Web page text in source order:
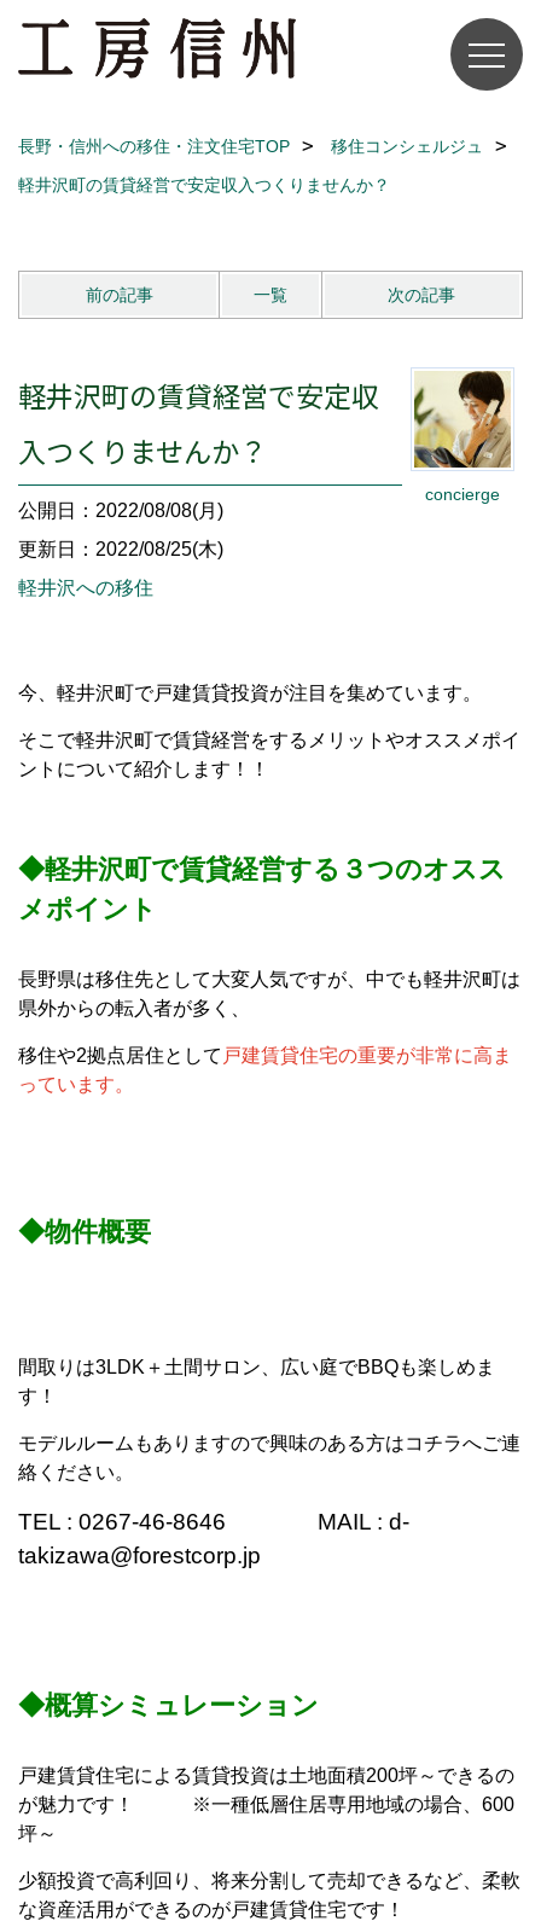
長野・信州への移住・注文住宅TOP
移住コンシェルジュ
軽井沢町の賃貸経営で安定収入つくりませんか？
前の記事 一覧 次の記事
concierge
軽井沢町の賃貸経営で安定収
入つくりませんか？
公開日：2022/08/08(月)
更新日：2022/08/25(木)
軽井沢への移住
今、軽井沢町で戸建賃貸投資が注目を集めています。
そこで軽井沢町で賃貸経営をするメリットやオススメポイ
ントについて紹介します！！
◆軽井沢町で賃貸経営する３つのオスス
メポイント
長野県は移住先として大変人気ですが、中でも軽井沢町は
県外からの転入者が多く、
移住や2拠点居住として 戸建賃貸住宅の重要が非常に高ま
っています。
◆物件概要
間取りは3LDK＋土間サロン、広い庭でBBQも楽しめま
す！
モデルルームもありますので興味のある方はコチラへご連
絡ください。
TEL : 0267-46-8646 MAIL : d-
takizawa@forestcorp.jp
◆概算シミュレーション
戸建賃貸住宅による賃貸投資は土地面積200坪～できるの
が魅力です！ ※一種低層住居専用地域の場合、600
坪～
少額投資で高利回り、将来分割して売却できるなど、柔軟
な資産活用ができるのが戸建賃貸住宅です！